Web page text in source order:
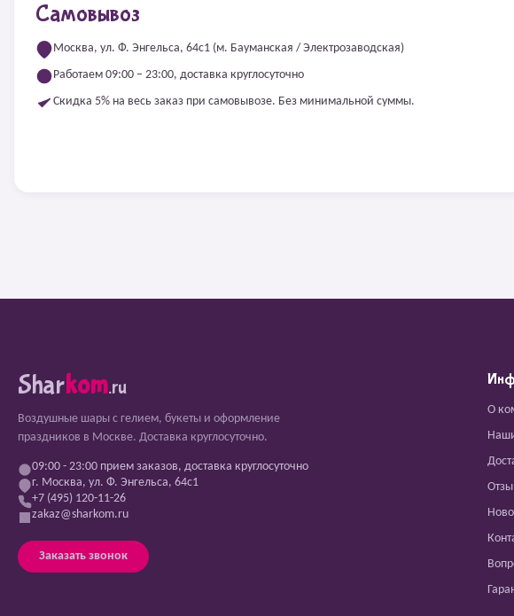
Самовывоз
Москва, ул. Ф. Энгельса, 64с1 (м. Бауманская / Электрозаводская)
Работаем 09:00 – 23:00, доставка круглосуточно
Скидка 5% на весь заказ при самовывозе. Без минимальной суммы.
Sharkom.ru
Воздушные шары с гелием, букеты и оформление
праздников в Москве. Доставка круглосуточно.
09:00 - 23:00 прием заказов, доставка круглосуточно
г. Москва, ул. Ф. Энгельса, 64с1
+7 (495) 120-11-26
zakaz@sharkom.ru
Заказать звонок
О